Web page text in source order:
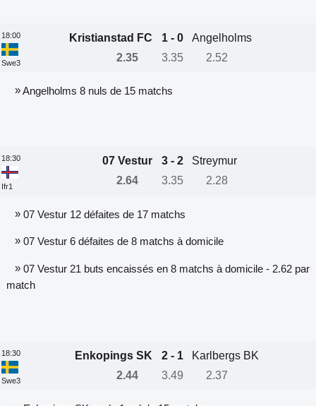
18:00
Swe3
Kristianstad FC 1 - 0
Angelholms
2.35
3.35 2.52
»Angelholms 8 nuls de 15 matchs
18:30
Ifr1
07 Vestur 3 - 2
Streymur
2.64
3.35 2.28
»07 Vestur 12 défaites de 17 matchs
»07 Vestur 6 défaites de 8 matchs à domicile
»07 Vestur 21 buts encaissés en 8 matchs à domicile - 2.62 par
match
18:30
Swe3
Enkopings SK 2 - 1
Karlbergs BK
2.44
3.49 2.37